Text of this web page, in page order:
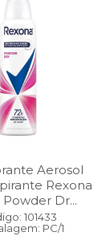
Aerosol
Rexona
Powder Dr...
101433
PC/1